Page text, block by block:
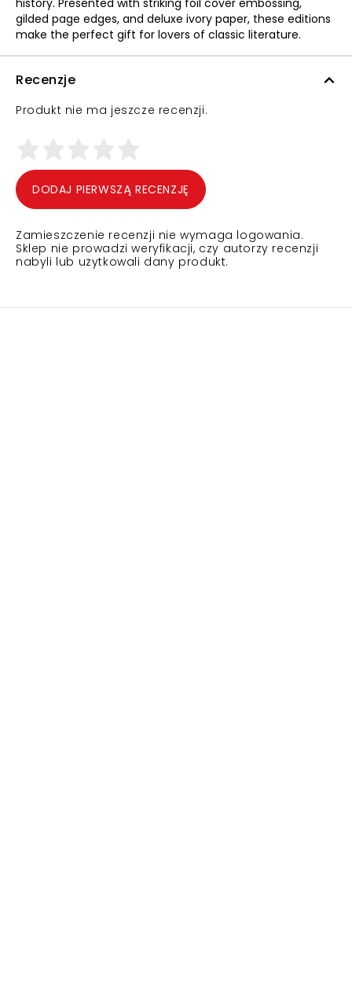
history. Presented with striking foil cover embossing,
gilded page edges, and deluxe ivory paper, these editions
make the perfect gift for lovers of classic literature.
Recenzje
Produkt nie ma jeszcze recenzji.
DODAJ PIERWSZĄ RECENZJĘ
Zamieszczenie recenzji nie wymaga logowania.
Sklep nie prowadzi weryfikacji, czy autorzy recenzji
nabyli lub użytkowali dany produkt.